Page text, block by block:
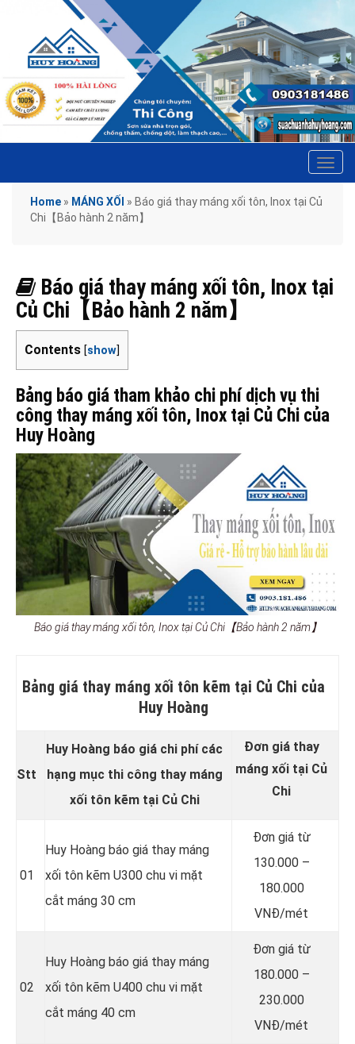
Home » MÁNG XỐI » Báo giá thay máng xối tôn, Inox tại Củ
Chi【Bảo hành 2 năm】
Báo giá thay máng xối tôn, Inox tại
Củ Chi【Bảo hành 2 năm】
Contents [show]
Bảng báo giá tham khảo chi phí dịch vụ thi
công thay máng xối tôn, Inox tại Củ Chi của
Huy Hoàng
Báo giá thay máng xối tôn, Inox tại Củ Chi【Bảo hành 2 năm】
Bảng giá thay máng xối tôn kẽm tại Củ Chi của
Huy Hoàng
Stt
Huy Hoàng báo giá chi phí các
hạng mục thi công thay máng
xối tôn kẽm tại Củ Chi
Đơn giá thay
máng xối tại Củ
Chi
01
Huy Hoàng báo giá thay máng
xối tôn kẽm U300 chu vi mặt
cắt máng 30 cm
Đơn giá từ
130.000 –
180.000
VNĐ/mét
02
Huy Hoàng báo giá thay máng
xối tôn kẽm U400 chu vi mặt
cắt máng 40 cm
Đơn giá từ
180.000 –
230.000
VNĐ/mét